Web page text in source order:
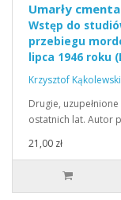
Umarły
Wstęp do
przebiegu
lipca 1946 roku
Krzysztof Kąkolewski
Drugie,
ostatnich lat. Autor
21,00 zł